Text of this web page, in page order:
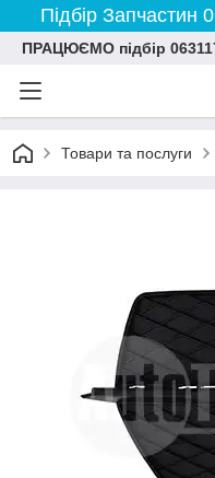
Підбір Запчастин
ПРАЦЮЄМО підбір
Товари та послуги